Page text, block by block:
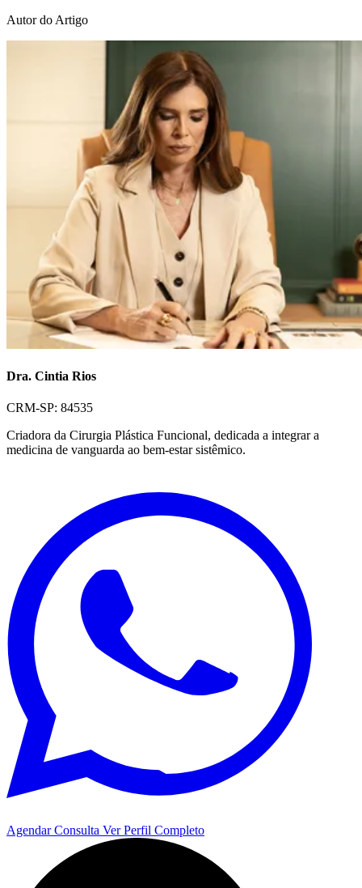
Autor do Artigo
Dra. Cintia Rios
CRM-SP: 84535
Criadora da Cirurgia Plástica Funcional, dedicada a integrar a
medicina de vanguarda ao bem-estar sistêmico.
Agendar Consulta Ver Perfil Completo